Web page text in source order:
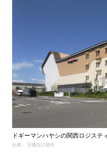
ドギーマンハヤシの関西ロジス
出典： 日建設計提供